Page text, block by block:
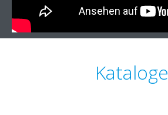
Kataloge